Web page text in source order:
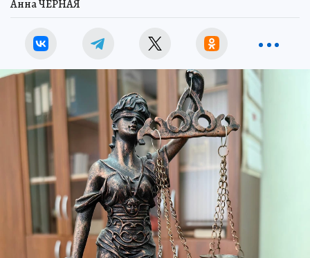
Анна ЧЕРНАЯ